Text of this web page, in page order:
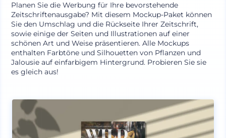
Planen Sie die Werbung für Ihre bevorstehende
Zeitschriftenausgabe? Mit diesem Mockup-Paket können
Sie den Umschlag und die Rückseite Ihrer Zeitschrift,
sowie einige der Seiten und Illustrationen auf einer
schönen Art und Weise präsentieren. Alle Mockups
enthalten Farbtöne und Silhouetten von Pflanzen und
Jalousie auf einfarbigem Hintergrund. Probieren Sie sie
es gleich aus!